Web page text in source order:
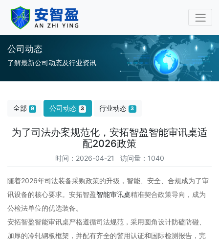
审讯桌审讯椅专业厂家-安
公司动态
了解最新公司动态及行业资讯
全部 9 公司动态 3 行业动态 3
为了司法办案规范化，安拓智盈智能审讯桌适
配2026政策
时间：2026-04-21 访问量：1040
随着2026年司法装备采购政策的升级，智能、安全、合规成为了审
讯设备的核心要求。安拓智盈智能审讯桌精准契合政策导向，成为
公检法单位的优选装备。
安拓智盈智能审讯桌严格遵循司法规范，采用圆角设计防磕防碰、
加厚的冷轧钢板框架，并配有齐全的警用认证和国际检测报告，完